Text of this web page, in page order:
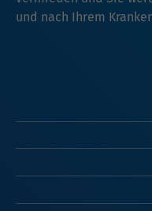
und nach Ihrem